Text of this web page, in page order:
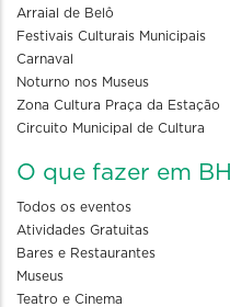
Arraial de Belô
Festivais Culturais Municipais
Carnaval
Noturno nos Museus
Zona Cultura Praça da Estação
Circuito Municipal de Cultura
O que fazer em BH
Todos os eventos
Atividades Gratuitas
Bares e Restaurantes
Museus
Teatro e Cinema